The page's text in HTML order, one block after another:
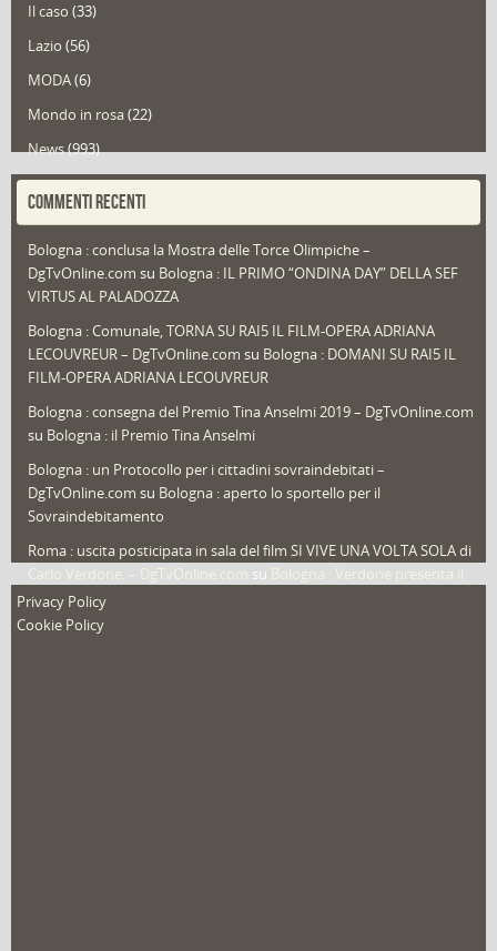
Il caso (33)
Lazio (56)
MODA(6)
Mondo in rosa(22)
News(993)
Portfolio(1)
Redazioni(1.050)
Speciali (22)
Sport
That's Bologna Magazine(25)
Video (archivio) (263)
COMMENTI RECENTI
Bologna : conclusa la Mostra delle Torce Olimpiche –
DgTvOnline.com su Bologna : IL PRIMO “ONDINA DAY” DELLA SEF
VIRTUS AL PALADOZZA
Bologna : Comunale, TORNA SU RAI5 IL FILM-OPERA ADRIANA
LECOUVREUR – DgTvOnline.com su Bologna : DOMANI SU RAI5 IL
FILM-OPERA ADRIANA LECOUVREUR
Bologna : consegna del Premio Tina Anselmi 2019 – DgTvOnline.com
su Bologna : il Premio Tina Anselmi
Bologna : un Protocollo per i cittadini sovraindebitati –
DgTvOnline.com su Bologna : aperto lo sportello per il
Sovraindebitamento
Roma : uscita posticipata in sala del film SI VIVE UNA VOLTA SOLA di
su
nuovo film
Privacy Policy
Cookie Policy